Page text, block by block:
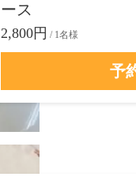
ース
2,800円 / 1名様
予